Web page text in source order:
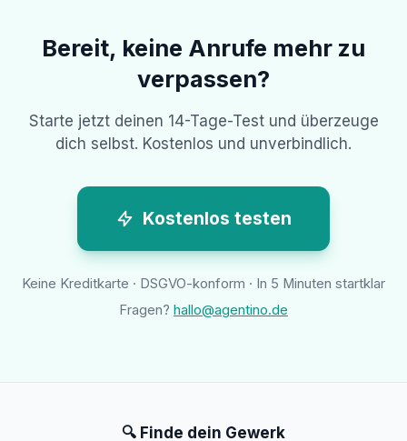
Bereit, keine Anrufe mehr zu
verpassen?
Starte jetzt deinen 14-Tage-Test und überzeuge
dich selbst. Kostenlos und unverbindlich.
Kostenlos testen
Keine Kreditkarte · DSGVO-konform · In 5 Minuten startklar
Fragen? hallo@agentino.de
🔍 Finde dein Gewerk